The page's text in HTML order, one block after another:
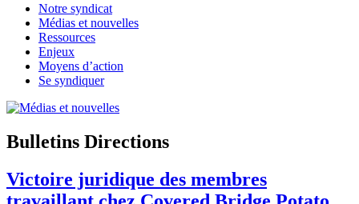
Notre syndicat
Médias et nouvelles
Ressources
Enjeux
Moyens d’action
Se syndiquer
Bulletins Directions
Victoire juridique des membres